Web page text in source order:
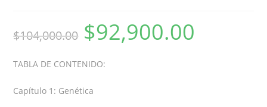
$104,000.00 $92,900.00
TABLA DE CONTENIDO:
Capítulo 1: Genética